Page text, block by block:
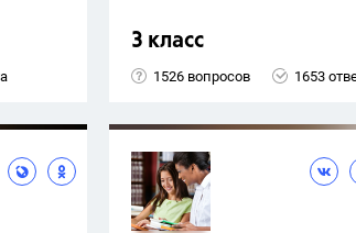
3 класс
1526 вопросов 1653